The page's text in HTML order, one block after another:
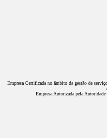
Empresa Certificada no âmbito da gestão de
Empresa Autorizada pela